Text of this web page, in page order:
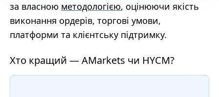
за власною методологією, оцінюючи якість
виконання ордерів, торгові умови,
платформи та клієнтську підтримку.
Хто кращий — AMarkets чи HYCM?